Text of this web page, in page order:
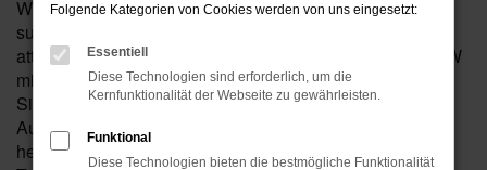
Wenn Sie in der Nähe von Weiden nach einem Fahrzeug
suchen, das die Vorteile eines Neuwagens mit einem
attraktiven Preis kombiniert, ist der Passat Variant von VW
mit Tageszulassung bei Motor-Nützel die ideale Wahl für
Sie. Seit über 90 Jahren sind wir Ihr zuverlässiges VW
Autohaus in der Nähe von Weiden und bieten Ihnen eine
hervorragende Auswahl an Passat Variant
Folgende Kategorien von Cookies werden von uns eingesetzt:
Essentiell
Diese Technologien sind erforderlich, um die
Kernfunktionalität der Webseite zu gewährleisten.
Funktional
Diese Technologien bieten die bestmögliche Funktionalität